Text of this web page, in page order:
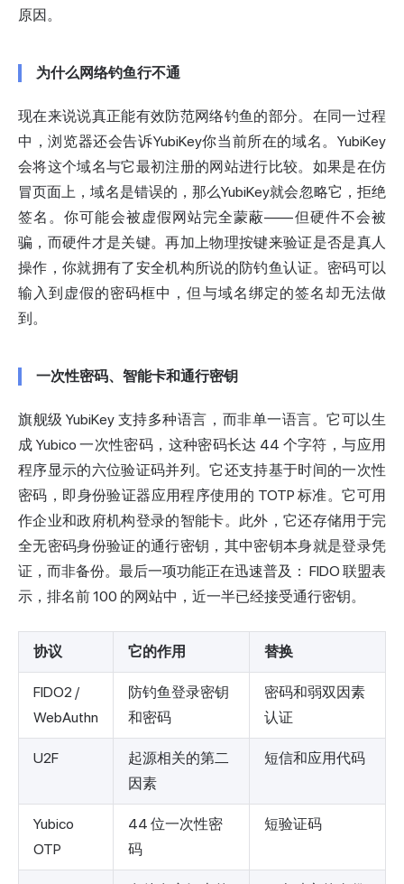
原因。
为什么网络钓鱼行不通
现在来说说真正能有效防范网络钓鱼的部分。在同一过程
中，浏览器还会告诉YubiKey你当前所在的域名。YubiKey
会将这个域名与它最初注册的网站进行比较。如果是在仿
冒页面上，域名是错误的，那么YubiKey就会忽略它，拒绝
签名。你可能会被虚假网站完全蒙蔽——但硬件不会被
骗，而硬件才是关键。再加上物理按键来验证是否是真人
操作，你就拥有了安全机构所说的防钓鱼认证。密码可以
输入到虚假的密码框中，但与域名绑定的签名却无法做
到。
一次性密码、智能卡和通行密钥
旗舰级 YubiKey 支持多种语言，而非单一语言。它可以生
成 Yubico 一次性密码，这种密码长达 44 个字符，与应用
程序显示的六位验证码并列。它还支持基于时间的一次性
密码，即身份验证器应用程序使用的 TOTP 标准。它可用
作企业和政府机构登录的智能卡。此外，它还存储用于完
全无密码身份验证的通行密钥，其中密钥本身就是登录凭
证，而非备份。最后一项功能正在迅速普及： FIDO 联盟表
示，排名前 100 的网站中，近一半已经接受通行密钥。
协议 它的作用 替换
FIDO2 /
WebAuthn
防钓鱼登录密钥
和密码
密码和弱双因素
认证
U2F
起源相关的第二
因素
短信和应用代码
Yubico
OTP
44 位一次性密
码
短验证码